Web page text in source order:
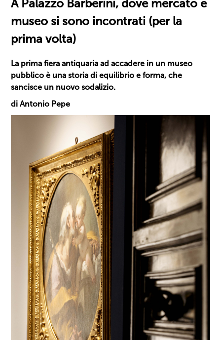
A Palazzo Barberini, dove mercato e
museo si sono incontrati (per la
prima volta)
La prima fiera antiquaria ad accadere in un museo
pubblico è una storia di equilibrio e forma, che
sancisce un nuovo sodalizio.
di Antonio Pepe